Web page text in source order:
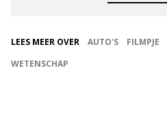
LEES MEER OVER AUTO'S FILMPJE
WETENSCHAP